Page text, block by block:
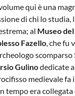
qui è una
di chi lo studia,
al Museo
Fazello , che fu
Gulinodedicate
medievale fa
tempo era collegata